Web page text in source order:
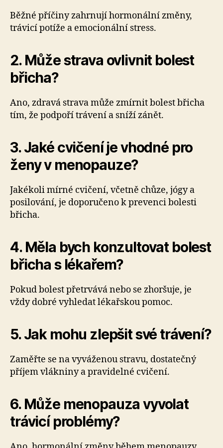
Běžné příčiny zahrnují hormonální změny,
trávicí potíže a emocionální stress.
2. Může strava ovlivnit bolest
břicha?
Ano, zdravá strava může zmírnit bolest břicha
tím, že podpoří trávení a sníží zánět.
3. Jaké cvičení je vhodné pro
ženy v menopauze?
Jakékoli mírné cvičení, včetně chůze, jógy a
posilování, je doporučeno k prevenci bolesti
břicha.
4. Měla bych konzultovat bolest
břicha s lékařem?
Pokud bolest přetrvává nebo se zhoršuje, je
vždy dobré vyhledat lékařskou pomoc.
5. Jak mohu zlepšit své trávení?
Zaměřte se na vyváženou stravu, dostatečný
příjem vlákniny a pravidelné cvičení.
6. Může menopauza vyvolat
trávicí problémy?